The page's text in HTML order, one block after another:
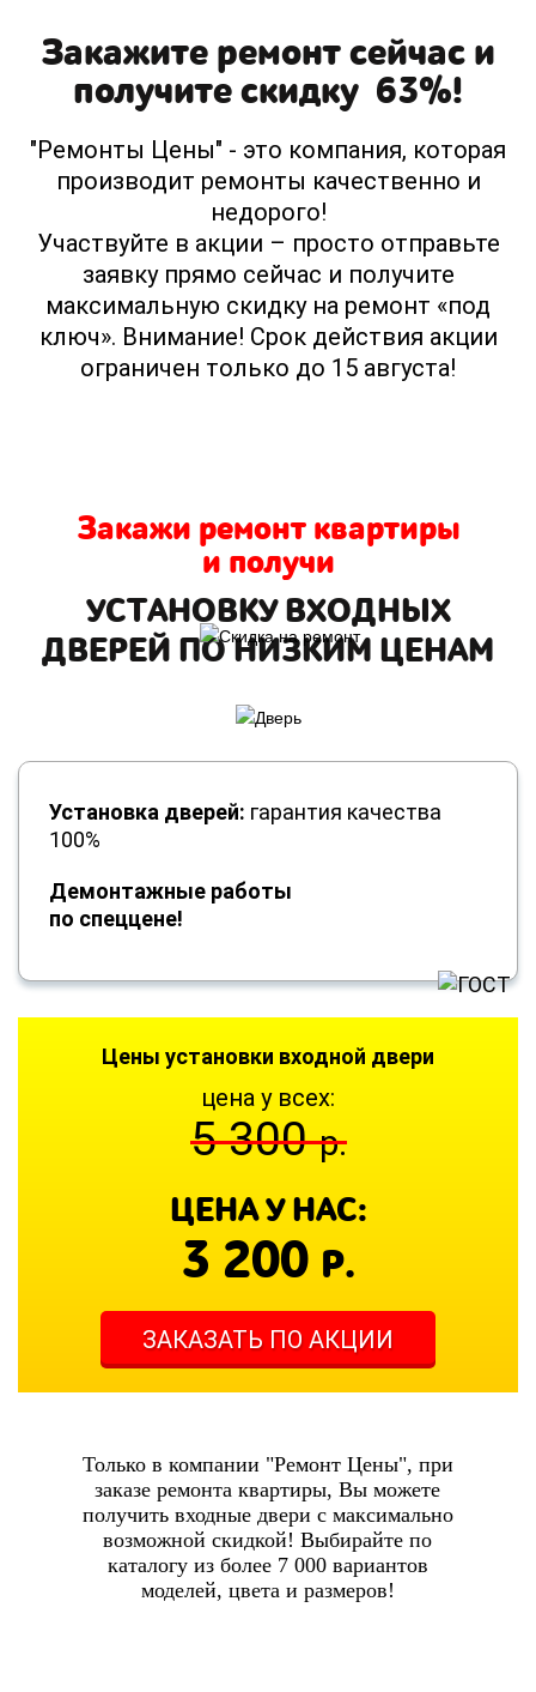
Закажите ремонт сейчас и
получите скидку 63%!
"Ремонты Цены" - это компания, которая
производит ремонты качественно и
недорого!
Участвуйте в акции – просто отправьте
заявку прямо сейчас и получите
максимальную скидку на ремонт «под
ключ». Внимание! Срок действия акции
ограничен только до 15 августа!
Закажи ремонт квартиры
и получи
УСТАНОВКУ ВХОДНЫХ
ДВЕРЕЙ ПО НИЗКИМ ЦЕНАМ
Установка дверей: гарантия качества
100%
Демонтажные работы
по спеццене!
Цены установки входной двери
цена у всех:
5 300р.
ЦЕНА У НАС:
3 200 Р.
ЗАКАЗАТЬ ПО АКЦИИ
Только в компании "Ремонт Цены", при
заказе ремонта квартиры, Вы можете
получить входные двери с максимально
возможной скидкой! Выбирайте по
каталогу из более 7 000 вариантов
моделей, цвета и размеров!